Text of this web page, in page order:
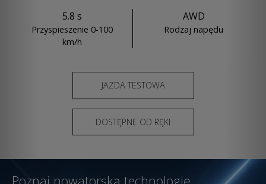
5.8 s
Przyspieszenie 0-100
km/h
AWD
Rodzaj napędu
JAZDA TESTOWA
DOSTĘPNE OD RĘKI